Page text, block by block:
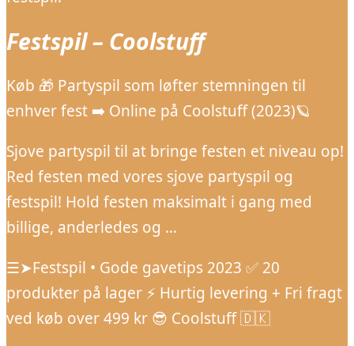
Festspil – Coolstuff
Køb 🎁 Partyspil som løfter stemningen til
enhver fest ➡️ Online på Coolstuff (2023)🪐
Sjove partyspil til at bringe festen et niveau op!
Red festen med vores sjove partyspil og
festspil! Hold festen maksimalt i gang med
billige, anderledes og …
☰➤Festspil • Gode gavetips 2023 ✅ 20
produkter på lager ⚡️ Hurtig levering + Fri fragt
ved køb over 499 kr 😎 Coolstuff 🇩🇰